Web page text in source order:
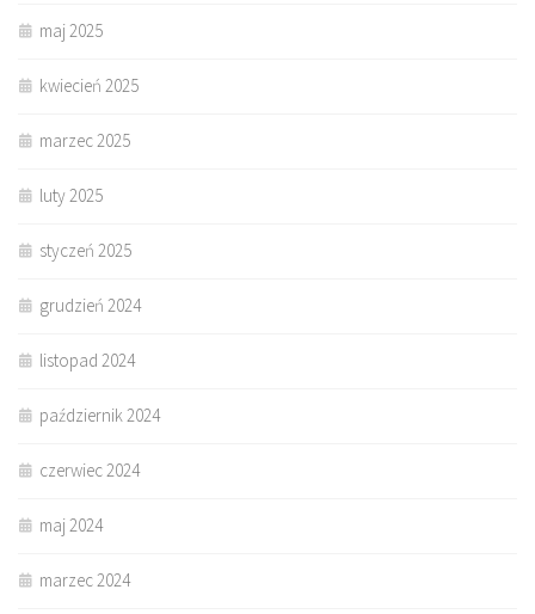
maj 2025
kwiecień 2025
marzec 2025
luty 2025
styczeń 2025
grudzień 2024
listopad 2024
październik 2024
czerwiec 2024
maj 2024
marzec 2024